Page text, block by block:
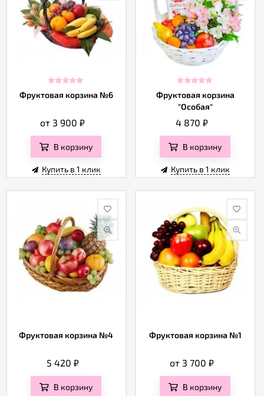
Фруктовая корзина №6
от 3 900₽
В корзину
Купить в 1 клик
Фруктовая корзина
"Особая"
4 870 ₽
В корзину
Купить в 1 клик
Фруктовая корзина №4
5 420 ₽
В корзину
Фруктовая корзина №1
от 3 700 ₽
В корзину